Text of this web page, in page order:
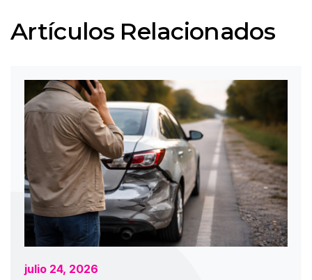
Artículos Relacionados
julio 24, 2026